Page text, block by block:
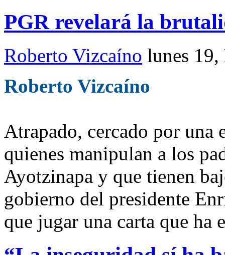
PGR revelará la
Roberto Vizcaíno lunes 19,
Roberto Vizcaíno
Atrapado, cercado por una
quienes manipulan a los
Ayotzinapa y que tienen
gobierno del presidente
que jugar una carta que ha